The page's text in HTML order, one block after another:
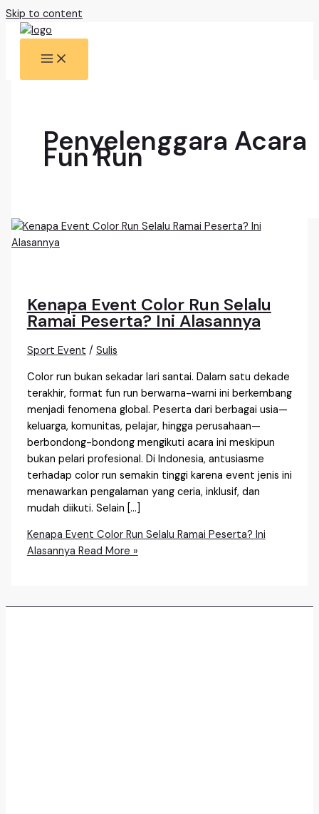
Skip to content
Penyelenggara Acara
Fun Run
Kenapa Event Color Run Selalu
Ramai Peserta? Ini Alasannya
Sport Event / Sulis
Color run bukan sekadar lari santai. Dalam satu dekade
terakhir, format fun run berwarna-warni ini berkembang
menjadi fenomena global. Peserta dari berbagai usia—
keluarga, komunitas, pelajar, hingga perusahaan—
berbondong-bondong mengikuti acara ini meskipun
bukan pelari profesional. Di Indonesia, antusiasme
terhadap color run semakin tinggi karena event jenis ini
menawarkan pengalaman yang ceria, inklusif, dan
mudah diikuti. Selain […]
Kenapa Event Color Run Selalu Ramai Peserta? Ini
Alasannya Read More »